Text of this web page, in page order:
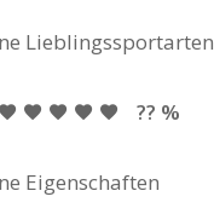
Lieblingssportarten
?? %
Eigenschaften